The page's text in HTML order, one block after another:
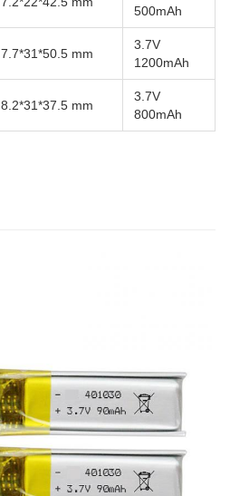
500mAh
7.7*31*50.5 mm
3.7V
1200mAh
8.2*31*37.5 mm
3.7V
800mAh